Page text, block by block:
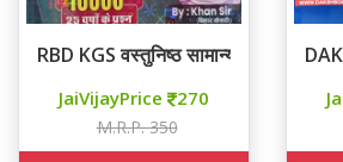
RBD KGS वस्तुनिष्ठ सामान्य विज्ञान
JaiVijayPrice 270
M.R.P. 350